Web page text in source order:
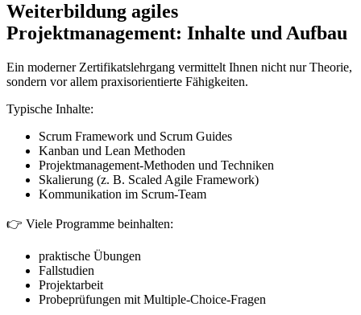
Weiterbildung agiles
Projektmanagement: Inhalte und Aufbau
Ein moderner Zertifikatslehrgang vermittelt Ihnen nicht nur Theorie,
sondern vor allem praxisorientierte Fähigkeiten.
Typische Inhalte:
Scrum Framework und Scrum Guides
Kanban und Lean Methoden
Projektmanagement-Methoden und Techniken
Skalierung (z. B. Scaled Agile Framework)
Kommunikation im Scrum-Team
👉 Viele Programme beinhalten:
praktische Übungen
Fallstudien
Projektarbeit
Probeprüfungen mit Multiple-Choice-Fragen